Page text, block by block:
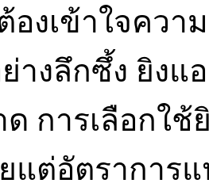
งเข้าใจควา
างลึกซึ้ง ยิงแ
การเลือกใ
ต่อัตราการแ